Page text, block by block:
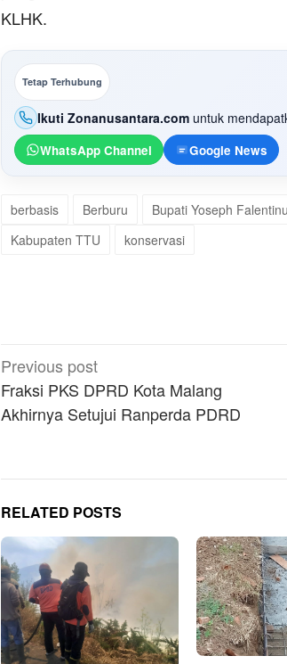
KLHK.
Tetap Terhubung
Ikuti Zonanusantara.com untuk
WhatsApp Channel Google News
berbasis Berburu Bupati Yoseph
Kabupaten TTU
konservasi
Post
navigation
Previous post
Fraksi PKS DPRD Kota Malang
Akhirnya Setujui Ranperda PDRD
RELATED POSTS